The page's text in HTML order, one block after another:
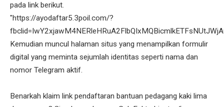
pada link berikut.
"https://ayodaftar5.3poil.com/?
Kemudian muncul halaman situs yang menampilkan formulir
digital yang meminta sejumlah identitas seperti nama dan
nomor Telegram aktif.
Benarkah klaim link pendaftaran bantuan pedagang kaki lima